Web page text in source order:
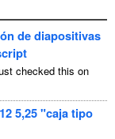
de diapositivas
checked this on
5,25 "caja tipo